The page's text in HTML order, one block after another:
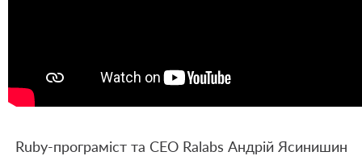
Ruby-програміст та СЕО Ralabs Андрій Ясинишин